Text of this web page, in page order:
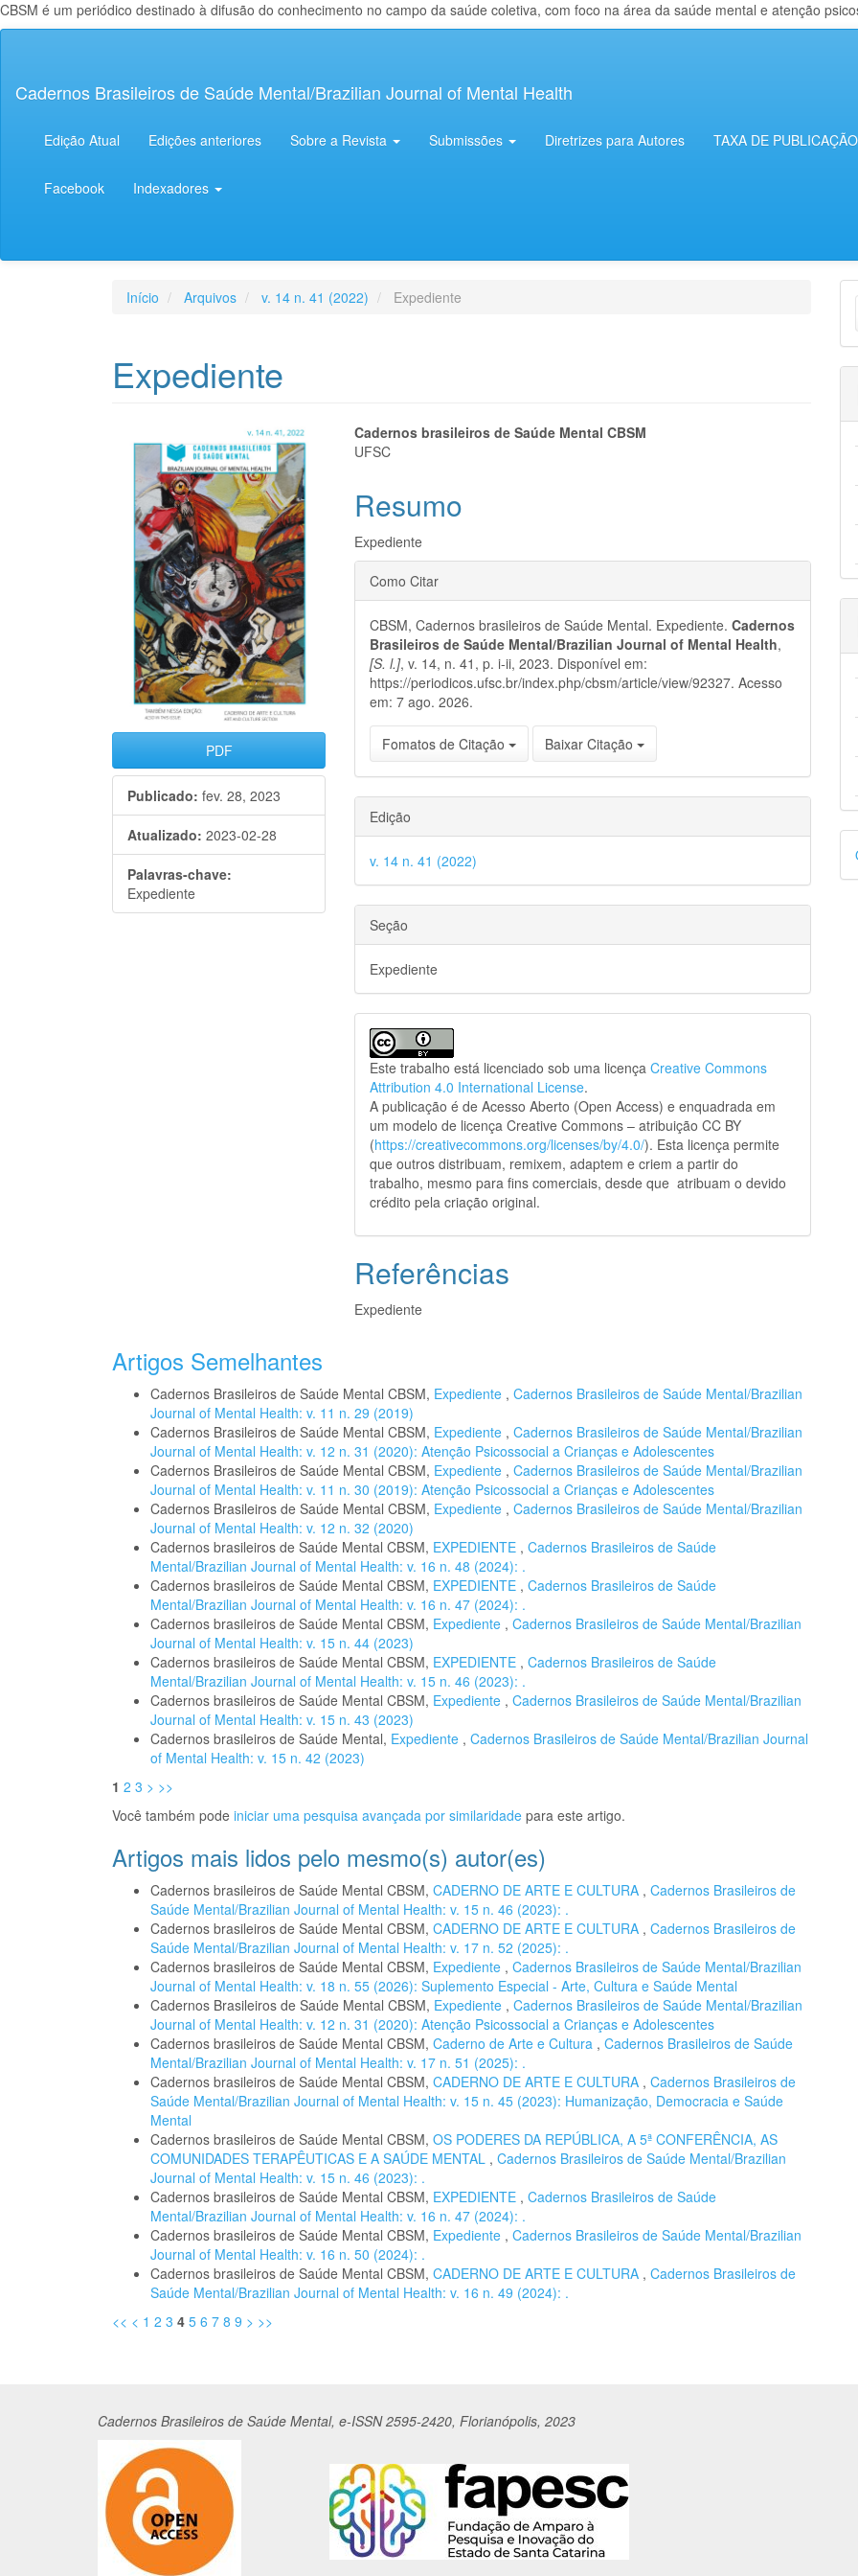
CBSM é um periódico destinado à difusão do conhecimento no campo da saúde coletiva, com foco na área da saúde mental e atenção
principal
Lateral
Cadernos Brasileiros de Saúde Mental/Brazilian Journal of Mental Health
Edição Atual Edições anteriores Sobre a Revista Submissões Diretrizes para Autores TAXA DE PUBLICAÇÃO
Facebook Indexadores
Início Arquivos v. 14 n. 41 (2022) Expediente
Expediente
Barra
lateral
de
artigos
PDF
Publicado: fev. 28, 2023
Atualizado: 2023-02-28
Palavras-chave:
Expediente
Conteúdo
artigo
principal
Cadernos brasileiros de Saúde Mental CBSM
UFSC
Resumo
Expediente
Detalhes
do
artigo
Como Citar
CBSM, Cadernos brasileiros de Saúde Mental. Expediente.Cadernos
Brasileiros de Saúde Mental/Brazilian Journal of Mental Health,
[S. l.], v. 14, n. 41, p. i-ii, 2023. Disponível em:
https://periodicos.ufsc.br/index.php/cbsm/article/view/92327. Acesso
em: 7 ago. 2026.
Fomatos de Citação Baixar Citação
Edição
v. 14 n. 41 (2022)
Seção
Expediente
Este trabalho está licenciado sob uma licençaCreative Commons
Attribution 4.0 International License.
A publicação é de Acesso Aberto (Open Access) e enquadrada em
um modelo de licença Creative Commons – atribuição CC BY
(https://creativecommons.org/licenses/by/4.0/). Esta licença permite
que outros distribuam, remixem, adaptem e criem a partir do
trabalho, mesmo para fins comerciais, desde que atribuam o devido
crédito pela criação original.
Referências
Expediente
Artigos Semelhantes
Cadernos Brasileiros de Saúde Mental CBSM, Expediente , Cadernos Brasileiros de Saúde Mental/Brazilian
Journal of Mental Health: v. 11 n. 29 (2019)
Cadernos Brasileiros de Saúde Mental CBSM, Expediente , Cadernos Brasileiros de Saúde Mental/Brazilian
Journal of Mental Health: v. 12 n. 31 (2020): Atenção Psicossocial a Crianças e Adolescentes
Cadernos Brasileiros de Saúde Mental CBSM, Expediente , Cadernos Brasileiros de Saúde Mental/Brazilian
Journal of Mental Health: v. 11 n. 30 (2019): Atenção Psicossocial a Crianças e Adolescentes
Cadernos Brasileiros de Saúde Mental CBSM, Expediente , Cadernos Brasileiros de Saúde Mental/Brazilian
Journal of Mental Health: v. 12 n. 32 (2020)
Cadernos brasileiros de Saúde Mental CBSM, EXPEDIENTE , Cadernos Brasileiros de Saúde
Mental/Brazilian Journal of Mental Health: v. 16 n. 48 (2024): .
Cadernos brasileiros de Saúde Mental CBSM, EXPEDIENTE , Cadernos Brasileiros de Saúde
Mental/Brazilian Journal of Mental Health: v. 16 n. 47 (2024): .
Cadernos brasileiros de Saúde Mental CBSM, Expediente , Cadernos Brasileiros de Saúde Mental/Brazilian
Journal of Mental Health: v. 15 n. 44 (2023)
Cadernos brasileiros de Saúde Mental CBSM, EXPEDIENTE , Cadernos Brasileiros de Saúde
Mental/Brazilian Journal of Mental Health: v. 15 n. 46 (2023): .
Cadernos brasileiros de Saúde Mental CBSM, Expediente , Cadernos Brasileiros de Saúde Mental/Brazilian
Journal of Mental Health: v. 15 n. 43 (2023)
Cadernos brasileiros de Saúde Mental, Expediente , Cadernos Brasileiros de Saúde Mental/Brazilian Journal
of Mental Health: v. 15 n. 42 (2023)
1 2 3 > >>
Você também pode iniciar uma pesquisa avançada por similaridade para este artigo.
Artigos mais lidos pelo mesmo(s) autor(es)
Cadernos brasileiros de Saúde Mental CBSM, CADERNO DE ARTE E CULTURA , Cadernos Brasileiros de
Saúde Mental/Brazilian Journal of Mental Health: v. 15 n. 46 (2023): .
Cadernos brasileiros de Saúde Mental CBSM, CADERNO DE ARTE E CULTURA , Cadernos Brasileiros de
Saúde Mental/Brazilian Journal of Mental Health: v. 17 n. 52 (2025): .
Cadernos brasileiros de Saúde Mental CBSM, Expediente , Cadernos Brasileiros de Saúde Mental/Brazilian
Journal of Mental Health: v. 18 n. 55 (2026): Suplemento Especial - Arte, Cultura e Saúde Mental
Cadernos Brasileiros de Saúde Mental CBSM, Expediente , Cadernos Brasileiros de Saúde Mental/Brazilian
Journal of Mental Health: v. 12 n. 31 (2020): Atenção Psicossocial a Crianças e Adolescentes
Cadernos brasileiros de Saúde Mental CBSM, Caderno de Arte e Cultura , Cadernos Brasileiros de Saúde
Mental/Brazilian Journal of Mental Health: v. 17 n. 51 (2025): .
Cadernos brasileiros de Saúde Mental CBSM, CADERNO DE ARTE E CULTURA , Cadernos Brasileiros de
Saúde Mental/Brazilian Journal of Mental Health: v. 15 n. 45 (2023): Humanização, Democracia e Saúde
Mental
Cadernos brasileiros de Saúde Mental CBSM, OS PODERES DA REPÚBLICA, A 5ª CONFERÊNCIA, AS
COMUNIDADES TERAPÊUTICAS E A SAÚDE MENTAL , Cadernos Brasileiros de Saúde Mental/Brazilian
Journal of Mental Health: v. 15 n. 46 (2023): .
Cadernos brasileiros de Saúde Mental CBSM, EXPEDIENTE , Cadernos Brasileiros de Saúde
Mental/Brazilian Journal of Mental Health: v. 16 n. 47 (2024): .
Cadernos brasileiros de Saúde Mental CBSM, Expediente , Cadernos Brasileiros de Saúde Mental/Brazilian
Journal of Mental Health: v. 16 n. 50 (2024): .
Cadernos brasileiros de Saúde Mental CBSM, CADERNO DE ARTE E CULTURA , Cadernos Brasileiros de
Saúde Mental/Brazilian Journal of Mental Health: v. 16 n. 49 (2024): .
<< < 1 2 3 4 5 6 7 8 9 > >>
Cadernos Brasileiros de Saúde Mental, e-ISSN 2595-2420, Florianópolis, 2023